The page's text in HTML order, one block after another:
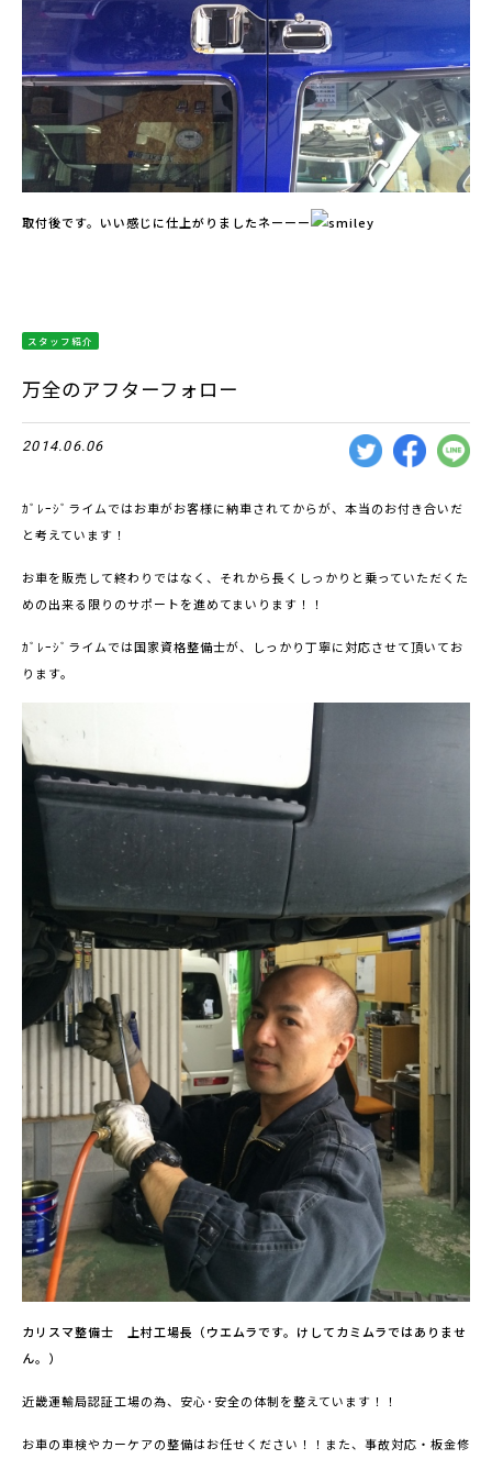
取付後です。いい感じに仕上がりましたネーーー
スタッフ紹介
万全のアフターフォロー
2014.06.06
ｶﾞﾚｰｼﾞライムではお車がお客様に納車されてからが、本当のお付き合いだ
と考えています！
お車を販売して終わりではなく、それから長くしっかりと乗っていただくた
めの出来る限りのサポートを進めてまいります！！
ｶﾞﾚｰｼﾞライムでは国家資格整備士が、しっかり丁寧に対応させて頂いてお
ります。
カリスマ整備士 上村工場長（ウエムラです。けしてカミムラではありませ
ん。）
近畿運輸局認証工場の為、安心･安全の体制を整えています！！
お車の車検やカーケアの整備はお任せください！！ また、事故対応・板金修